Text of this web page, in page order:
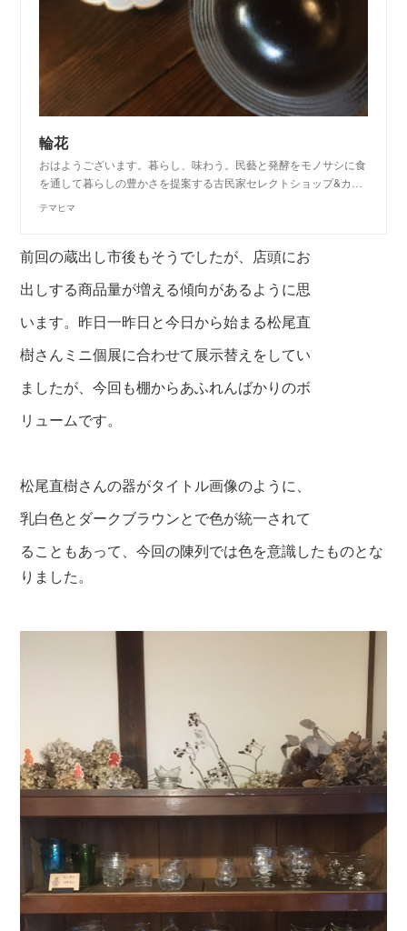
輪花
おはようございます。暮らし、味わう。民藝と発酵をモノサシに食
を通して暮らしの豊かさを提案する古民家セレクトショップ&カ…
テマヒマ
前回の蔵出し市後もそうでしたが、店頭にお
出しする商品量が増える傾向があるように思
います。昨日一昨日と今日から始まる松尾直
樹さんミニ個展に合わせて展示替えをしてい
ましたが、今回も棚からあふれんばかりのボ
リュームです。
松尾直樹さんの器がタイトル画像のように、
乳白色とダークブラウンとで色が統一されて
ることもあって、今回の陳列では色を意識したものとな
りました。